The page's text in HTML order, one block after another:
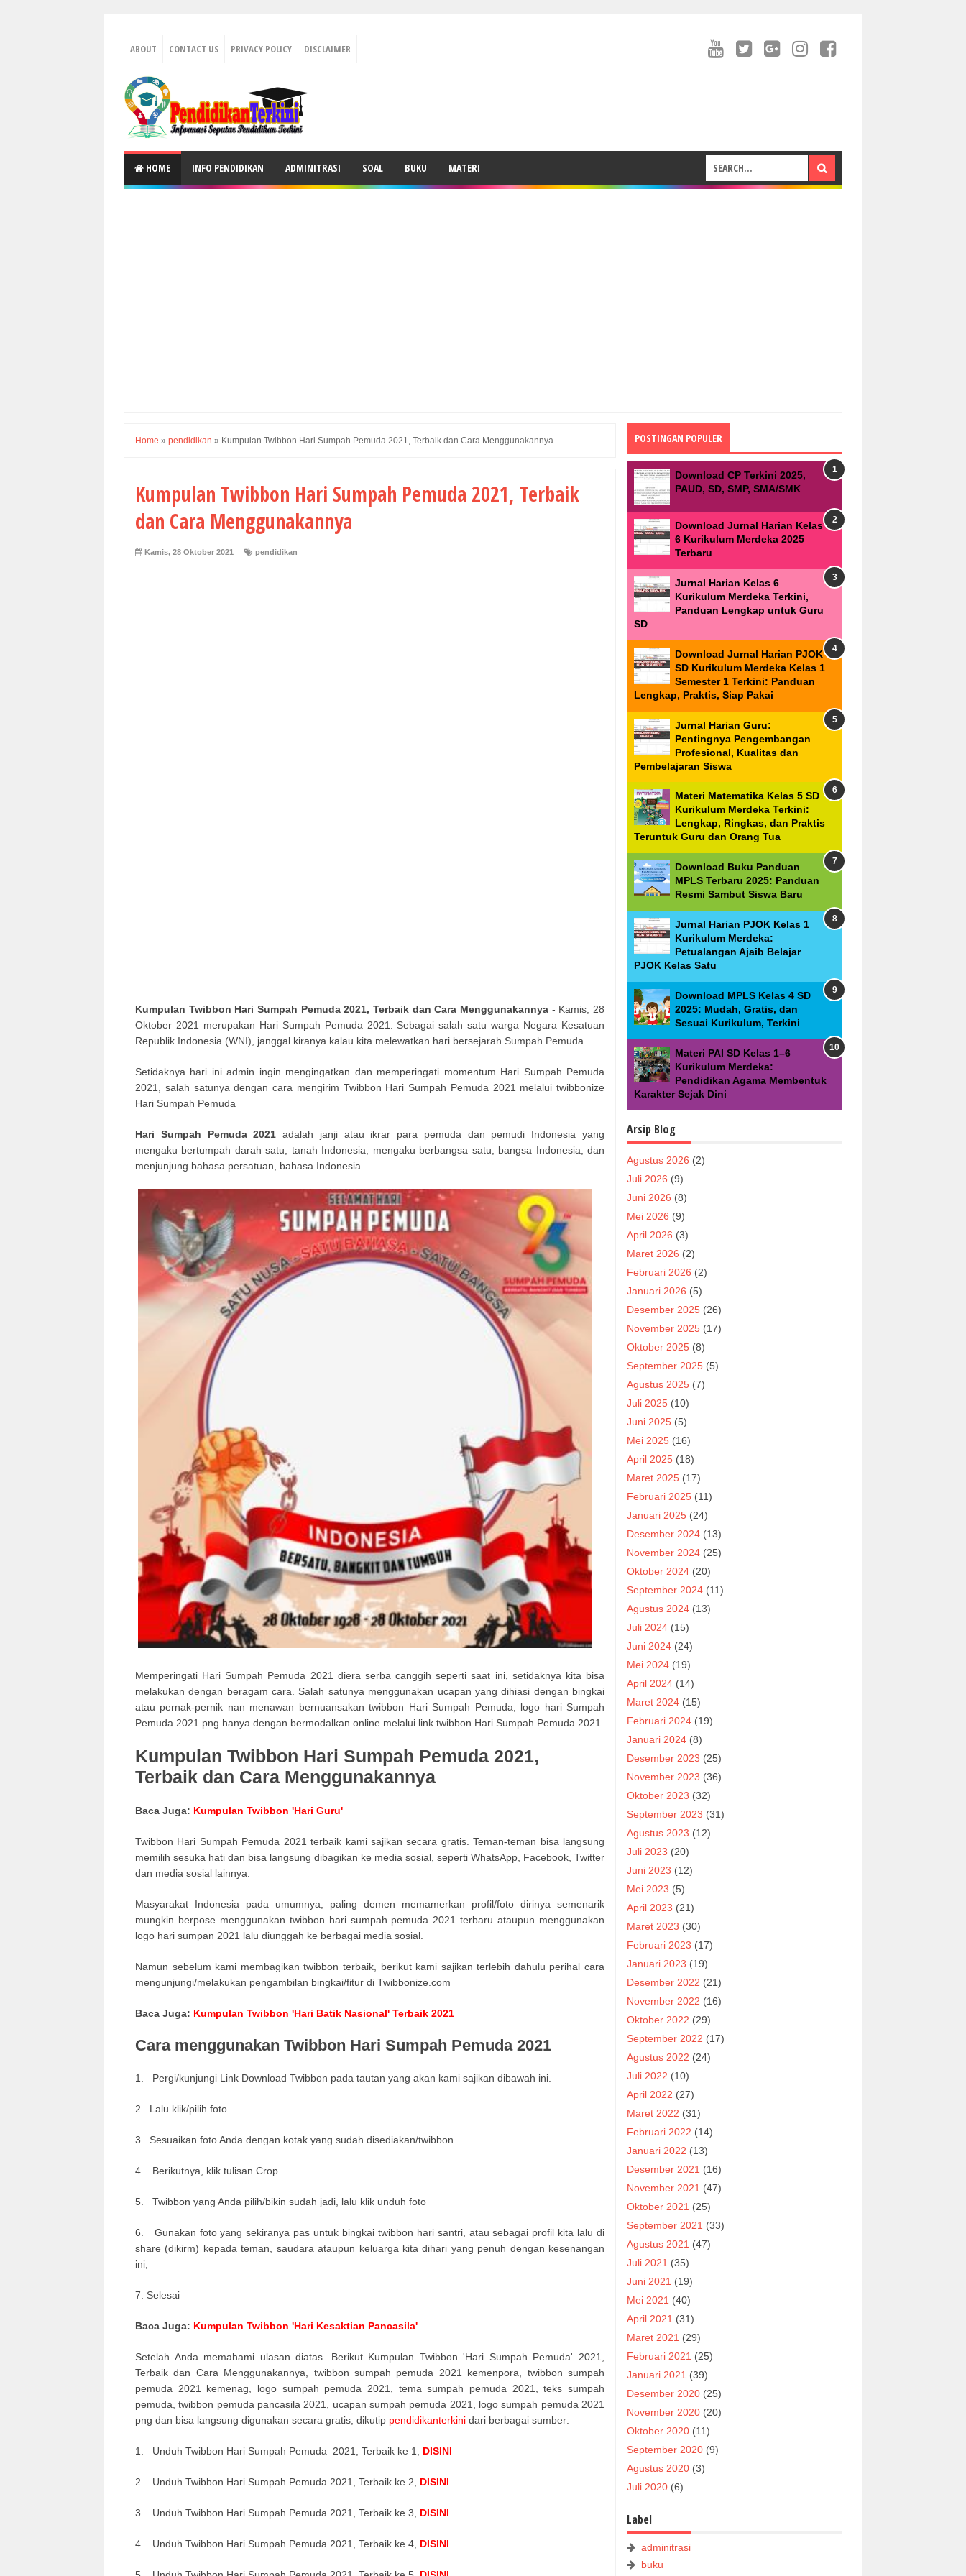
ABOUT CONTACT US PRIVACY POLICY DISCLAIMER
HOME INFO PENDIDIKAN ADMINITRASI SOAL BUKU MATERI
Home » pendidikan » Kumpulan Twibbon Hari Sumpah Pemuda 2021, Terbaik dan Cara Menggunakannya
Kumpulan Twibbon Hari Sumpah Pemuda 2021, Terbaik
dan Cara Menggunakannya
Kamis, 28 Oktober 2021 pendidikan
Kumpulan Twibbon Hari Sumpah Pemuda 2021, Terbaik dan Cara Menggunakannya - Kamis, 28
Oktober 2021 merupakan Hari Sumpah Pemuda 2021. Sebagai salah satu warga Negara Kesatuan
Republik Indonesia (WNI), janggal kiranya kalau kita melewatkan hari bersejarah Sumpah Pemuda.
Setidaknya hari ini admin ingin mengingatkan dan memperingati momentum Hari Sumpah Pemuda
2021, salah satunya dengan cara mengirim Twibbon Hari Sumpah Pemuda 2021 melalui twibbonize
Hari Sumpah Pemuda
Hari Sumpah Pemuda 2021 adalah janji atau ikrar para pemuda dan pemudi Indonesia yang
mengaku bertumpah darah satu, tanah Indonesia, mengaku berbangsa satu, bangsa Indonesia, dan
menjunjung bahasa persatuan, bahasa Indonesia.
Memperingati Hari Sumpah Pemuda 2021 diera serba canggih seperti saat ini, setidaknya kita bisa
melakukan dengan beragam cara. Salah satunya menggunakan ucapan yang dihiasi dengan bingkai
atau pernak-pernik nan menawan bernuansakan twibbon Hari Sumpah Pemuda, logo hari Sumpah
Pemuda 2021 png hanya dengan bermodalkan online melalui link twibbon Hari Sumpah Pemuda 2021.
Kumpulan Twibbon Hari Sumpah Pemuda 2021,
Terbaik dan Cara Menggunakannya
Baca Juga: Kumpulan Twibbon 'Hari Guru'
Twibbon Hari Sumpah Pemuda 2021 terbaik kami sajikan secara gratis. Teman-teman bisa langsung
memilih sesuka hati dan bisa langsung dibagikan ke media sosial, seperti WhatsApp, Facebook, Twitter
dan media sosial lainnya.
Masyarakat Indonesia pada umumnya, paling demen memamerkan profil/foto dirinya semenarik
mungkin berpose menggunakan twibbon hari sumpah pemuda 2021 terbaru ataupun menggunakan
logo hari sumpan 2021 lalu diunggah ke berbagai media sosial.
Namun sebelum kami membagikan twibbon terbaik, berikut kami sajikan terlebih dahulu perihal cara
mengunjungi/melakukan pengambilan bingkai/fitur di Twibbonize.com
Baca Juga: Kumpulan Twibbon 'Hari Batik Nasional' Terbaik 2021
Cara menggunakan Twibbon Hari Sumpah Pemuda 2021
1. Pergi/kunjungi Link Download Twibbon pada tautan yang akan kami sajikan dibawah ini.
2. Lalu klik/pilih foto
3. Sesuaikan foto Anda dengan kotak yang sudah disediakan/twibbon.
4. Berikutnya, klik tulisan Crop
5. Twibbon yang Anda pilih/bikin sudah jadi, lalu klik unduh foto
6. Gunakan foto yang sekiranya pas untuk bingkai twibbon hari santri, atau sebagai profil kita lalu di
share (dikirm) kepada teman, saudara ataupun keluarga kita dihari yang penuh dengan kesenangan
ini,
7. Selesai
Baca Juga: Kumpulan Twibbon 'Hari Kesaktian Pancasila'
Setelah Anda memahami ulasan diatas. Berikut Kumpulan Twibbon 'Hari Sumpah Pemuda' 2021,
Terbaik dan Cara Menggunakannya, twibbon sumpah pemuda 2021 kemenpora, twibbon sumpah
pemuda 2021 kemenag, logo sumpah pemuda 2021, tema sumpah pemuda 2021, teks sumpah
pemuda, twibbon pemuda pancasila 2021, ucapan sumpah pemuda 2021, logo sumpah pemuda 2021
png dan bisa langsung digunakan secara gratis, dikutip pendidikanterkini dari berbagai sumber:
1. Unduh Twibbon Hari Sumpah Pemuda 2021, Terbaik ke 1, DISINI
2. Unduh Twibbon Hari Sumpah Pemuda 2021, Terbaik ke 2, DISINI
3. Unduh Twibbon Hari Sumpah Pemuda 2021, Terbaik ke 3, DISINI
4. Unduh Twibbon Hari Sumpah Pemuda 2021, Terbaik ke 4, DISINI
POSTINGAN POPULER
Download CP Terkini 2025,
PAUD, SD, SMP, SMA/SMK
Download Jurnal Harian Kelas
6 Kurikulum Merdeka 2025
Terbaru
Jurnal Harian Kelas 6
Kurikulum Merdeka Terkini,
Panduan Lengkap untuk Guru
SD
Download Jurnal Harian PJOK
SD Kurikulum Merdeka Kelas 1
Semester 1 Terkini: Panduan
Lengkap, Praktis, Siap Pakai
Jurnal Harian Guru:
Pentingnya Pengembangan
Profesional, Kualitas dan
Pembelajaran Siswa
Materi Matematika Kelas 5 SD
Kurikulum Merdeka Terkini:
Lengkap, Ringkas, dan Praktis
Teruntuk Guru dan Orang Tua
Download Buku Panduan
MPLS Terbaru 2025: Panduan
Resmi Sambut Siswa Baru
Jurnal Harian PJOK Kelas 1
Kurikulum Merdeka:
Petualangan Ajaib Belajar
PJOK Kelas Satu
Download MPLS Kelas 4 SD
2025: Mudah, Gratis, dan
Sesuai Kurikulum, Terkini
Materi PAI SD Kelas 1–6
Kurikulum Merdeka:
Pendidikan Agama Membentuk
Karakter Sejak Dini
Arsip Blog
Agustus 2026 (2)
Juli 2026 (9)
Juni 2026 (8)
Mei 2026 (9)
April 2026 (3)
Maret 2026 (2)
Februari 2026 (2)
Januari 2026 (5)
Desember 2025 (26)
November 2025 (17)
Oktober 2025 (8)
September 2025 (5)
Agustus 2025 (7)
Juli 2025 (10)
Juni 2025 (5)
Mei 2025 (16)
April 2025 (18)
Maret 2025 (17)
Februari 2025 (11)
Januari 2025 (24)
Desember 2024 (13)
November 2024 (25)
Oktober 2024 (20)
September 2024 (11)
Agustus 2024 (13)
Juli 2024 (15)
Juni 2024 (24)
Mei 2024 (19)
April 2024 (14)
Maret 2024 (15)
Februari 2024 (19)
Januari 2024 (8)
Desember 2023 (25)
November 2023 (36)
Oktober 2023 (32)
September 2023 (31)
Agustus 2023 (12)
Juli 2023 (20)
Juni 2023 (12)
Mei 2023 (5)
April 2023 (21)
Maret 2023 (30)
Februari 2023 (17)
Januari 2023 (19)
Desember 2022 (21)
November 2022 (16)
Oktober 2022 (29)
September 2022 (17)
Agustus 2022 (24)
Juli 2022 (10)
April 2022 (27)
Maret 2022 (31)
Februari 2022 (14)
Januari 2022 (13)
Desember 2021 (16)
November 2021 (47)
Oktober 2021 (25)
September 2021 (33)
Agustus 2021 (47)
Juli 2021 (35)
Juni 2021 (19)
Mei 2021 (40)
April 2021 (31)
Maret 2021 (29)
Februari 2021 (25)
Januari 2021 (39)
Desember 2020 (25)
November 2020 (20)
Oktober 2020 (11)
September 2020 (9)
Agustus 2020 (3)
Juli 2020 (6)
Label
adminitrasi
buku